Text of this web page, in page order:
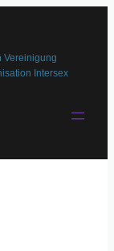
Vereinigung
Intersex